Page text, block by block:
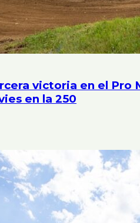
victoria en el Pro
en la 250